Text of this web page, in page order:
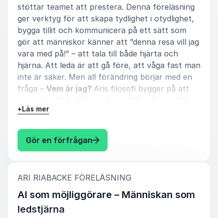
5av5
Otroligt proffsig, fick med sig alla i gruppen och
lämna avtryck i organisationen om att förändring
behövs!
Matilda Lundström,
Edeforsbygden ek förening (Bodens kommun)
Ari Riabacke
5av5
Ari Riabacke
5av5
Ari och Mona är två riktiga superproffs. Lugn, säker
Dagen motsvarade verkligen våra förväntningar och
vi är supernöjda med föreläsningen och
stöttar teamet att prestera. Denna föreläsning
ger verktyg för att skapa tydlighet i otydlighet,
bygga tillit och kommunicera på ett sätt som
gör att människor känner att ”denna resa vill jag
vara med på!” – att tala till både hjärta och
hjärna. Att leda är att gå före, att våga fast man
inte är säker. Men all förändring börjar med en
fråga – Vem är jag? Aris filosofi bygger på att
om vi inte är tydliga med oss själva, kan vi inte
vara tydliga med andra.
För att kunna leda andra i förändring behöver vi
först förstå våra egna värderingar, styrkor och
begränsningar. Genom att kombinera
får ni verktyg för att leda er själva och andra i
en värld där allt snurrar allt snabbare, ni får
nycklarna till framtidens ledarskap!
+Läs mer
Gör en förfrågan: Ari Riabacke Att leda oss
ARI RIABACKE FÖRELÄSNING
AI som möjliggörare – Människan som
ledstjärna